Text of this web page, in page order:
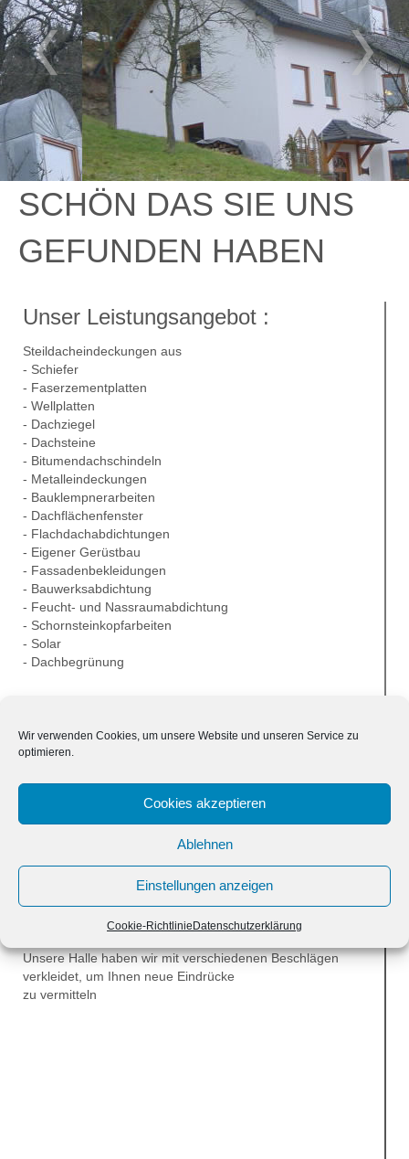
Wir verwenden Cookies, um unsere Website und unseren Service zu
optimieren.
Cookies akzeptieren
Ablehnen
Einstellungen anzeigen
Cookie-RichtlinieDatenschutzerklärung
SCHÖN DAS SIE UNS
GEFUNDEN HABEN
Unser Leistungsangebot :
Steildacheindeckungen aus
- Schiefer
- Faserzementplatten
- Wellplatten
- Dachziegel
- Dachsteine
- Bitumendachschindeln
- Metalleindeckungen
- Bauklempnerarbeiten
- Dachflächenfenster
- Flachdachabdichtungen
- Eigener Gerüstbau
- Fassadenbekleidungen
- Bauwerksabdichtung
- Feucht- und Nassraumabdichtung
- Schornsteinkopfarbeiten
- Solar
- Dachbegrünung
Mit uns setzen Sie:
Wir verfügen über zahlreiche Musterwände ,an denen
Sie sich orientieren können.
Unsere Halle haben wir mit verschiedenen Beschlägen
verkleidet, um Ihnen neue Eindrücke
zu vermitteln